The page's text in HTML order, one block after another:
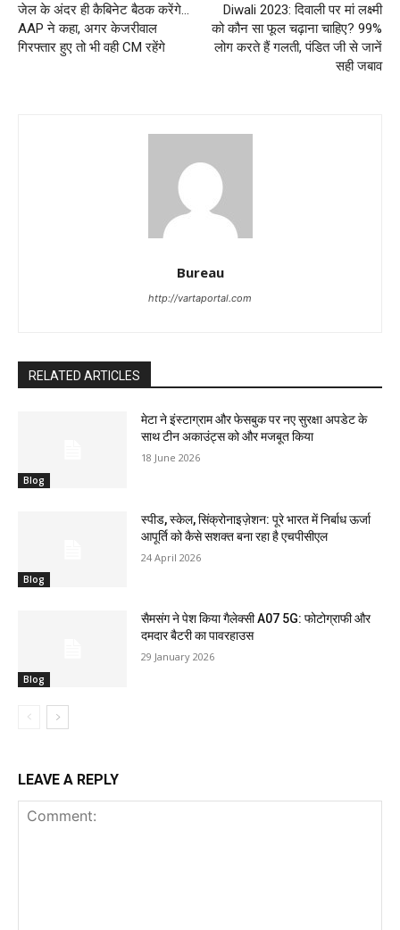
जेल के अंदर ही कैबिनेट बैठक करेंगे…
AAP ने कहा, अगर केजरीवाल
गिरफ्तार हुए तो भी वही CM रहेंगे
Diwali 2023: दिवाली पर मां लक्ष्मी
को कौन सा फूल चढ़ाना चाहिए? 99%
लोग करते हैं गलती, पंडित जी से जानें
सही जबाव
Bureau
http://vartaportal.com
RELATED ARTICLES
Blog
मेटा ने इंस्टाग्राम और फेसबुक पर नए सुरक्षा अपडेट के
साथ टीन अकाउंट्स को और मजबूत किया
18 June 2026
Blog
स्पीड, स्केल, सिंक्रोनाइज़ेशन: पूरे भारत में निर्बाध ऊर्जा
आपूर्ति को कैसे सशक्त बना रहा है एचपीसीएल
24 April 2026
Blog
सैमसंग ने पेश किया गैलेक्सी A07 5G: फोटोग्राफी और
दमदार बैटरी का पावरहाउस
29 January 2026
LEAVE A REPLY